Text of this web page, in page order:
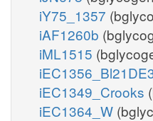
iY75_1357
iAF1260b
iML1515
iEC1349_Crooks
iEC1364_W